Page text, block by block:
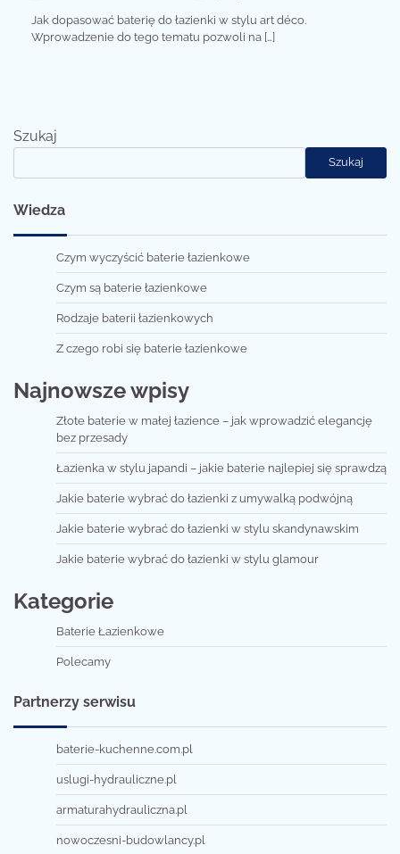
Jak dopasować baterię do łazienki w stylu art déco.
Wprowadzenie do tego tematu pozwoli na […]
Szukaj
Szukaj
Wiedza
Czym wyczyścić baterie łazienkowe
Czym są baterie łazienkowe
Rodzaje baterii łazienkowych
Z czego robi się baterie łazienkowe
Najnowsze wpisy
Złote baterie w małej łazience – jak wprowadzić elegancję
bez przesady
Łazienka w stylu japandi – jakie baterie najlepiej się sprawdzą
Jakie baterie wybrać do łazienki z umywalką podwójną
Jakie baterie wybrać do łazienki w stylu skandynawskim
Jakie baterie wybrać do łazienki w stylu glamour
Kategorie
Baterie Łazienkowe
Polecamy
Partnerzy serwisu
baterie-kuchenne.com.pl
uslugi-hydrauliczne.pl
armaturahydrauliczna.pl
nowoczesni-budowlancy.pl